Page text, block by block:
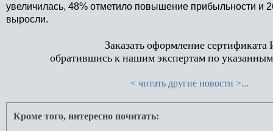
увеличилась, 48% отметило повышение прибыльности и
выросли.
Заказать оформление
обратившись к нашим экспертам по
< читать другие новости >...
Кроме того, интересно почитать: